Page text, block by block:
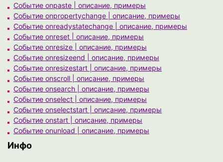
Событие onpaste | описание, примеры
Событие onpropertychange | описание, примеры
Событие onreadystatechange | описание, примеры
Событие onreset | описание, примеры
Событие onresize | описание, примеры
Событие onresizeend | описание, примеры
Событие onresizestart | описание, примеры
Событие onscroll | описание, примеры
Событие onsearch | описание, примеры
Событие onselect | описание, примеры
Событие onselectstart | описание, примеры
Событие onstart | описание, примеры
Событие onunload | описание, примеры
Инфо